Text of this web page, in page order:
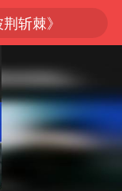
斩棘》
奇马、巴威
股
利率
全线停运